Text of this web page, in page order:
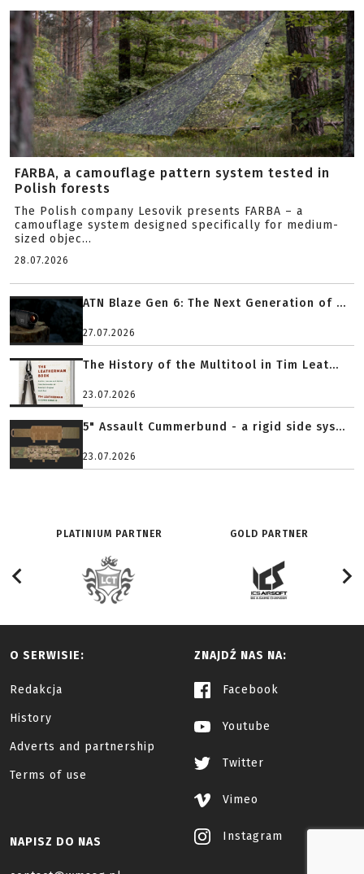
FARBA, a camouflage pattern system tested in
Polish forests
The Polish company Lesovik presents FARBA – a
camouflage system designed specifically for medium-
sized objec...
28.07.2026
ATN Blaze Gen 6: The Next Generation of ...
27.07.2026
The History of the Multitool in Tim Leat...
23.07.2026
5" Assault Cummerbund - a rigid side sys...
23.07.2026
PLATINIUM PARTNER GOLD PARTNER
O SERWISIE:
Redakcja
History
Adverts and partnership
Terms of use
ZNAJDŹ NAS NA:
Facebook
Youtube
Twitter
Vimeo
Instagram
NAPISZ DO NAS